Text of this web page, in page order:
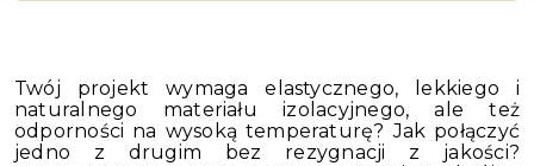
Twój projekt wymaga elastycznego, lekkiego i
naturalnego materiału izolacyjnego, ale też
odporności na wysoką temperaturę? Jak połączyć
jedno z drugim bez rezygnacji z jakości?